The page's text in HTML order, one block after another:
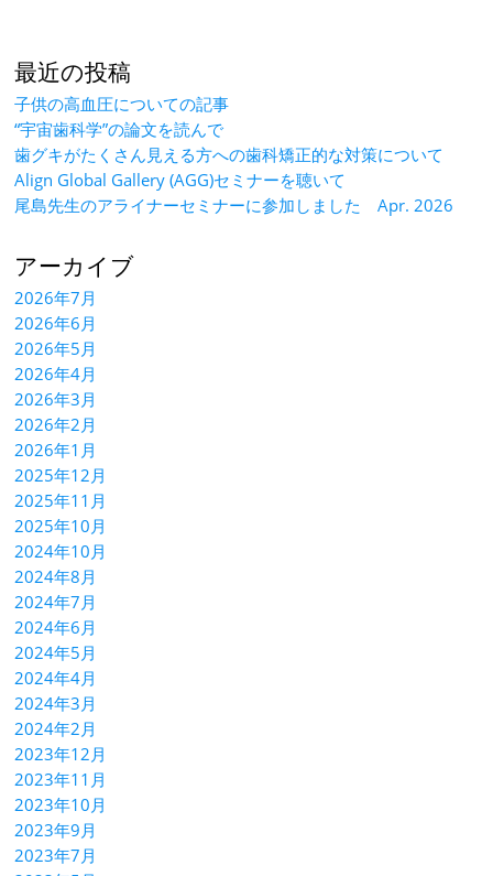
最近の投稿
子供の高血圧についての記事
“宇宙歯科学”の論文を読んで
歯グキがたくさん見える方への歯科矯正的な対策について
Align Global Gallery (AGG)セミナーを聴いて
尾島先生のアライナーセミナーに参加しました Apr. 2026
アーカイブ
2026年7月
2026年6月
2026年5月
2026年4月
2026年3月
2026年2月
2026年1月
2025年12月
2025年11月
2025年10月
2024年10月
2024年8月
2024年7月
2024年6月
2024年5月
2024年4月
2024年3月
2024年2月
2023年12月
2023年11月
2023年10月
2023年9月
2023年7月